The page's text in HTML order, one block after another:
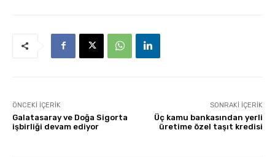
ÖNCEKI İÇERIK
Galatasaray ve Doğa Sigorta
işbirliği devam ediyor
SONRAKI İÇERIK
Üç kamu bankasından yerli
üretime özel taşıt kredisi